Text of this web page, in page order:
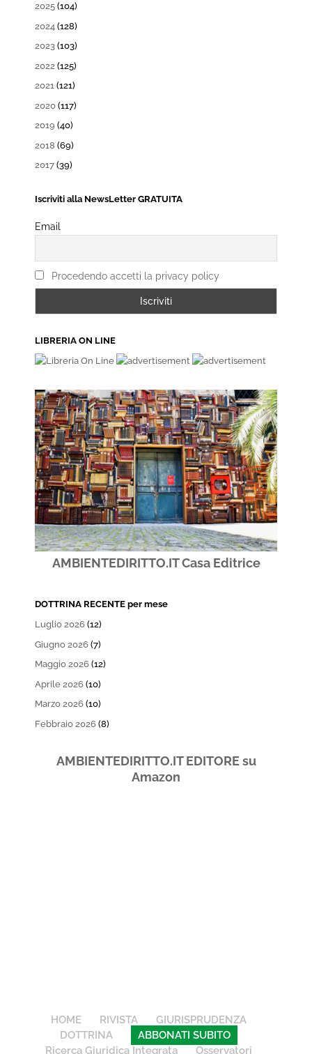
2025 (104)
2024 (128)
2023 (103)
2022 (125)
2021 (121)
2020 (117)
2019 (40)
2018 (69)
2017 (39)
Iscriviti alla NewsLetter GRATUITA
Email
Procedendo accetti la privacy policy
LIBRERIA ON LINE
AMBIENTEDIRITTO.IT Casa Editrice
DOTTRINA RECENTE per mese
Luglio 2026 (12)
Giugno 2026 (7)
Maggio 2026 (12)
Aprile 2026 (10)
Marzo 2026 (10)
Febbraio 2026 (8)
AMBIENTEDIRITTO.IT EDITORE su
Amazon
HOME RIVISTA
GIURISPRUDENZA
DOTTRINA
ABBONATI SUBITO
Ricerca Giuridica Integrata
Osservatori